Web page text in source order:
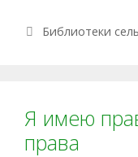
Рубрики
Библиотеки
Я имею
права